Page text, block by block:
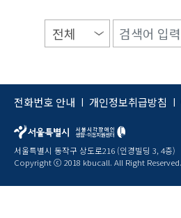
전화번호 안내 | 개인정보취급방침 |
서울특별시 동작구 상도로216 (인경빌딩 3, 4층)
Copyright ⓒ 2018 kbucall. All Right Reserved.